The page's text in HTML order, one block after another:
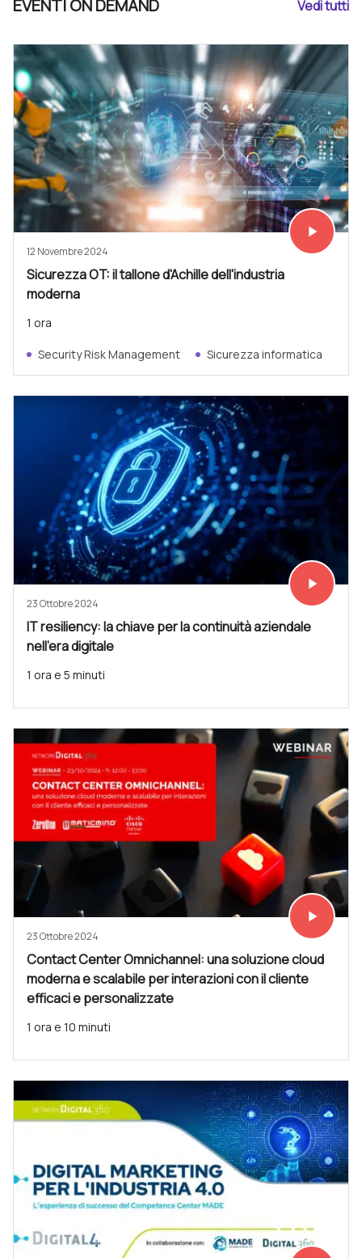
EVENTI ON DEMAND Vedi tutti
Vedi subito
play_arrow
12 Novembre 2024
Sicurezza OT: il tallone d'Achille dell'industria
moderna
1 ora
Security Risk Management Sicurezza informatica
Vedi subito
play_arrow
23 Ottobre 2024
IT resiliency: la chiave per la continuità aziendale
nell'era digitale
1 ora e 5 minuti
Vedi subito
play_arrow
23 Ottobre 2024
Contact Center Omnichannel: una soluzione cloud
moderna e scalabile per interazioni con il cliente
efficaci e personalizzate
1 ora e 10 minuti